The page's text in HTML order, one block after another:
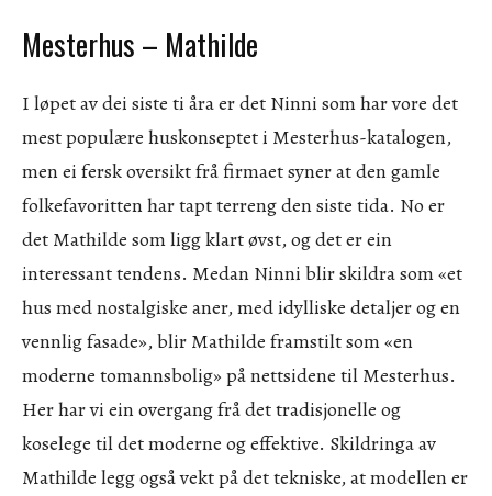
Mesterhus – Mathilde
I løpet av dei siste ti åra er det Ninni som har vore det
mest populære huskonseptet i Mesterhus-katalogen,
men ei fersk oversikt frå firmaet syner at den gamle
folkefavoritten har tapt terreng den siste tida. No er
det Mathilde som ligg klart øvst, og det er ein
interessant tendens. Medan Ninni blir skildra som «et
hus med nostalgiske aner, med idylliske detaljer og en
vennlig fasade», blir Mathilde framstilt som «en
moderne tomannsbolig» på nettsidene til Mesterhus.
Her har vi ein overgang frå det tradisjonelle og
koselege til det moderne og effektive. Skildringa av
Mathilde legg også vekt på det tekniske, at modellen er